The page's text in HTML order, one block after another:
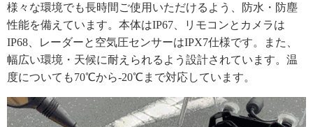
様々な環境でも長時間ご使用いただけるよう、防水・防塵
性能を備えています。本体はIP67、リモコンとカメラは
IP68、レーダーと空気圧センサーはIPX7仕様です。また、
幅広い環境・天候に耐えられるよう設計されています。温
度についても70℃から-20℃まで対応しています。